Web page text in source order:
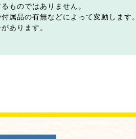
ものではありません。
属品の有無などによって変動します。
あります。